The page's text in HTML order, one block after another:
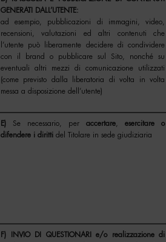
GENERATI DALL’UTENTE:
ad esempio, pubblicazioni di immagini, video,
recensioni, valutazioni ed altri contenuti che
l’utente può liberamente decidere di condividere
con il brand o pubblicare sul Sito, nonché su
eventuali altri mezzi di comunicazione utilizzati
(come previsto dalla liberatoria di volta in volta
messa a disposizione dell’utente)
E) Se necessario, per accertare, esercitare o
difendere i diritti del Titolare in sede giudiziaria
F) INVIO DI QUESTIONARI e/o realizzazione di